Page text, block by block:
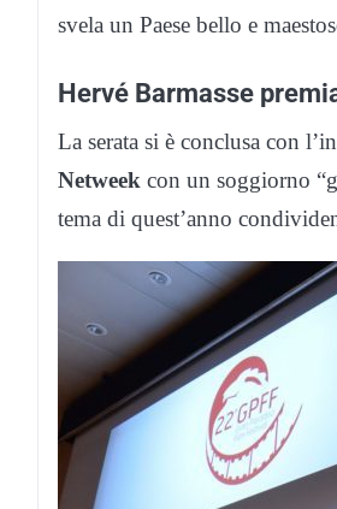
svela un Paese bello e
Hervé Barmasse
La serata si è conclusa con
Netweek con un soggiorno
tema di quest’anno